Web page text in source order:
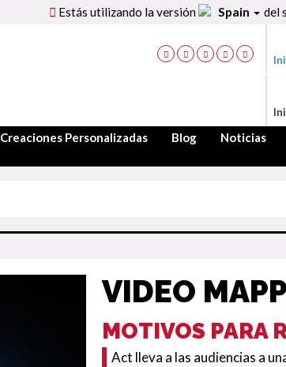
Estás utilizando la versión Spain del
Creaciones Personalizadas Blog Noticias
VIDEO
MOTIVOS PARA
Act lleva a las audiencias a